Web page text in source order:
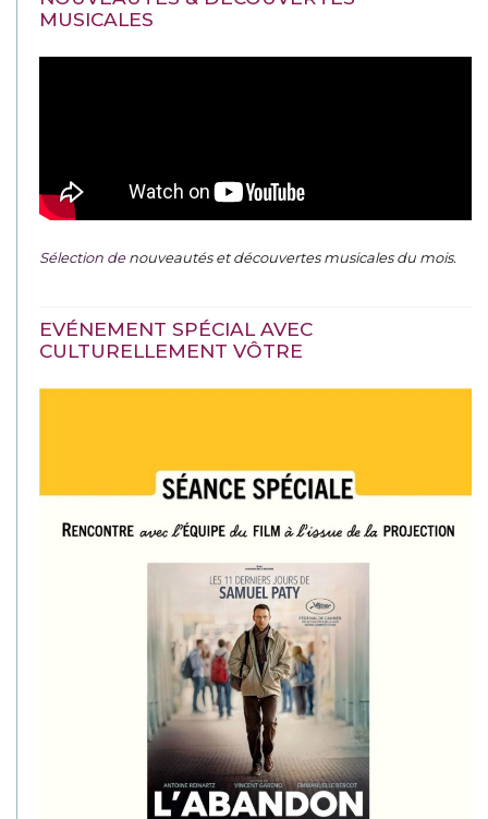
MUSICALES
Sélection denouveautés et découvertes musicales du mois.
EVÉNEMENT SPÉCIAL AVEC
CULTURELLEMENT VÔTRE